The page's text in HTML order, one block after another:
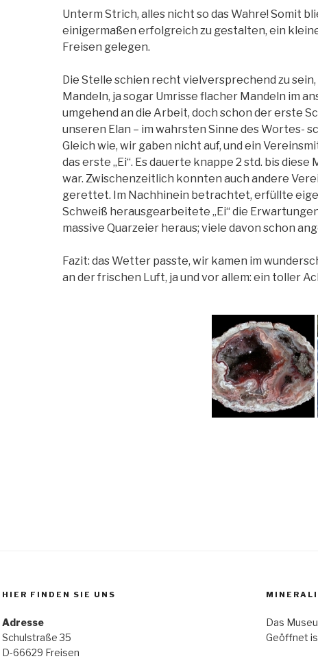
Unterm Strich, alles nicht so das Wahre! Somit
einigermaßen erfolgreich zu gestalten, ein
Freisen gelegen.
Die Stelle schien recht vielversprechend zu
Mandeln, ja sogar Umrisse flacher Mandeln im
umgehend an die Arbeit, doch schon der erste
unseren Elan – im wahrsten Sinne des Wortes-
Gleich wie, wir gaben nicht auf, und ein
das erste „Ei“. Es dauerte knappe 2 std. bis
war. Zwischenzeitlich konnten auch andere
gerettet. Im Nachhinein betrachtet, erfüllte
Schweiß herausgearbeitete „Ei“ die
massive Quarzeier heraus; viele davon schon
Fazit: das Wetter passte, wir kamen im
an der frischen Luft, ja und vor allem: ein toller
HIER FINDEN SIE UNS
Adresse
Schulstraße 35
D-66629 Freisen
Das
Geöffnet